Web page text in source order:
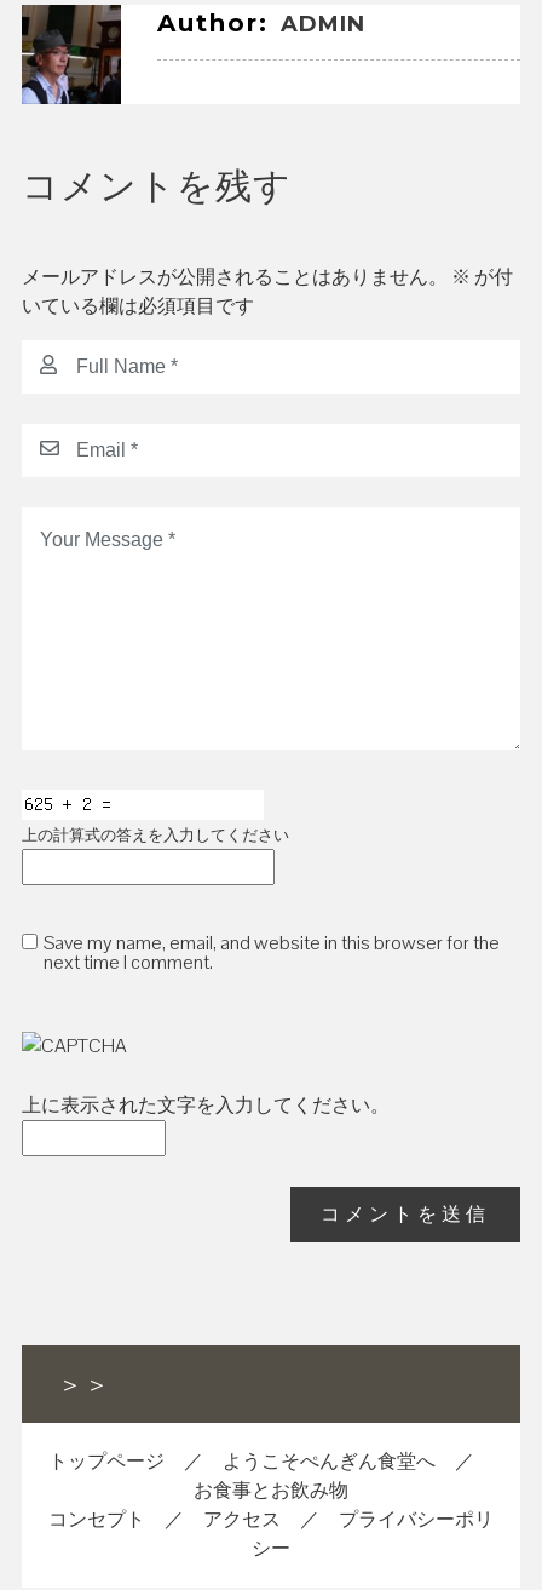
ビ
ゲ
ー
ョ
Author: ADMIN
コメントを残す
メールアドレスが公開されることはありません。 ※ が付
いている欄は必須項目です
上の計算式の答えを入力してください
Save my name, email, and website in this browser for the
next time I comment.
上に表示された文字を入力してください。
＞＞
トップページ ／ ようこそぺんぎん食堂へ ／
お食事とお飲み物
コンセプト
／ アクセス ／ プライバシーポリ
シー